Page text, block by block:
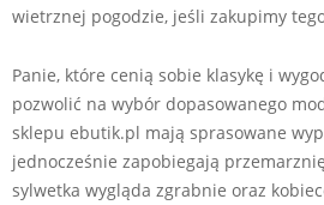
wietrznej pogodzie, jeśli zakupimy
Panie, które cenią sobie klasykę i
pozwolić na wybór dopasowanego
sklepu ebutik.pl mają sprasowane
jednocześnie zapobiegają
sylwetka wygląda zgrabnie oraz